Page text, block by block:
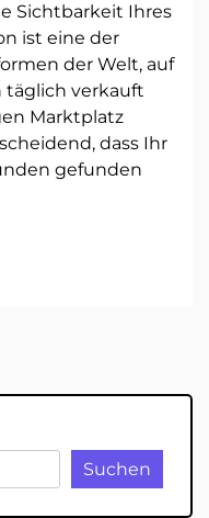
Sichtbarkeit Ihres
ist eine der
der Welt, auf
täglich verkauft
Marktplatz
dass Ihr
gefunden
Suchen